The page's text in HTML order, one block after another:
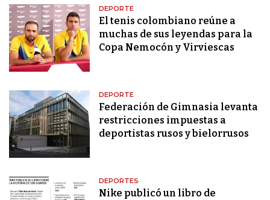
DEPORTE
El tenis colombiano reúne a
muchas de sus leyendas para la
Copa Nemocón y Virviescas
DEPORTE
Federación de Gimnasia levanta
restricciones impuestas a
deportistas rusos y bielorrusos
DEPORTES
Nike publicó un libro de